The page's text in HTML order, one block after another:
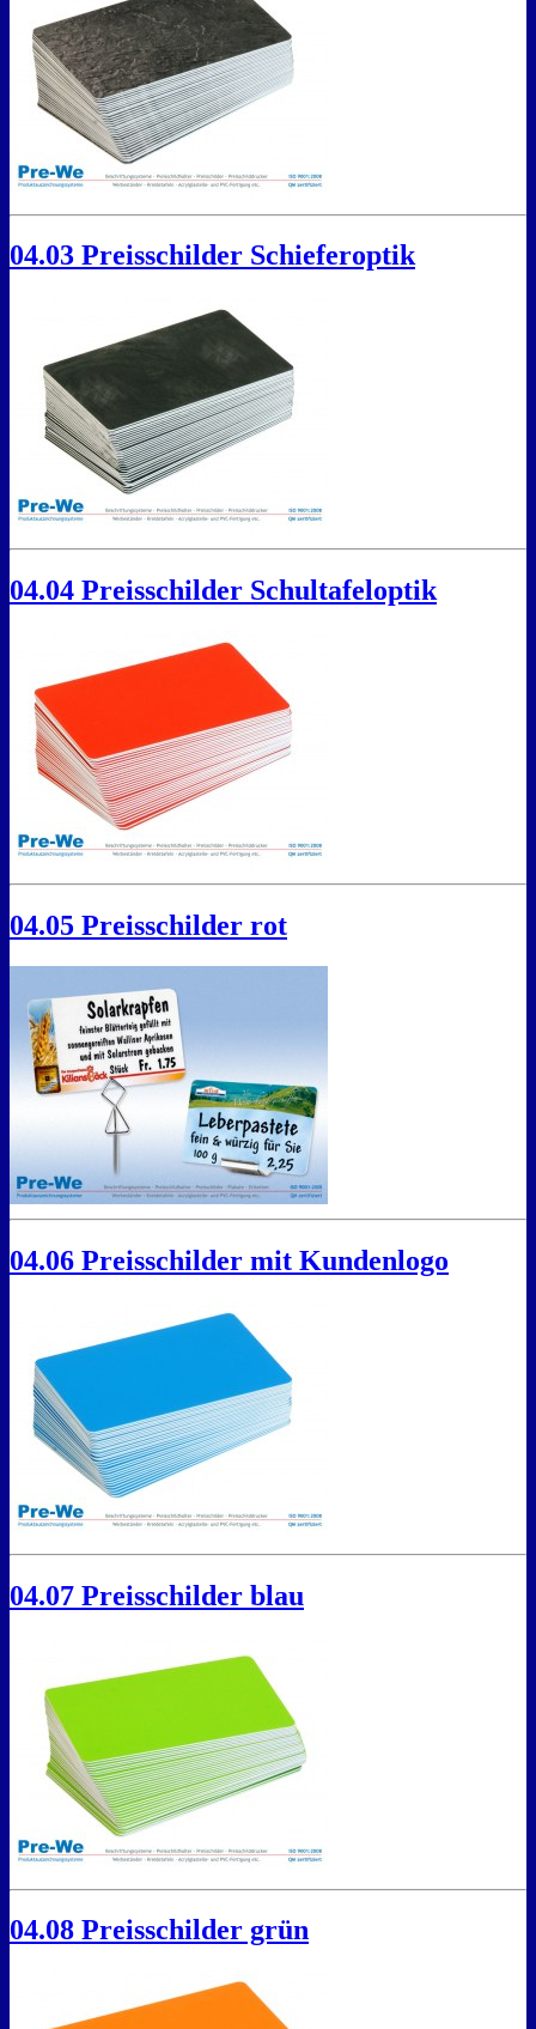
04.03 Preisschilder Schieferoptik
04.04 Preisschilder Schultafeloptik
04.05 Preisschilder rot
04.06 Preisschilder mit Kundenlogo
04.07 Preisschilder blau
04.08 Preisschilder grün